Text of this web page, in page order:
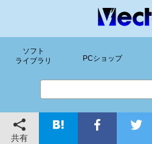
ソフト
ライブラリ
PCショップ
共有